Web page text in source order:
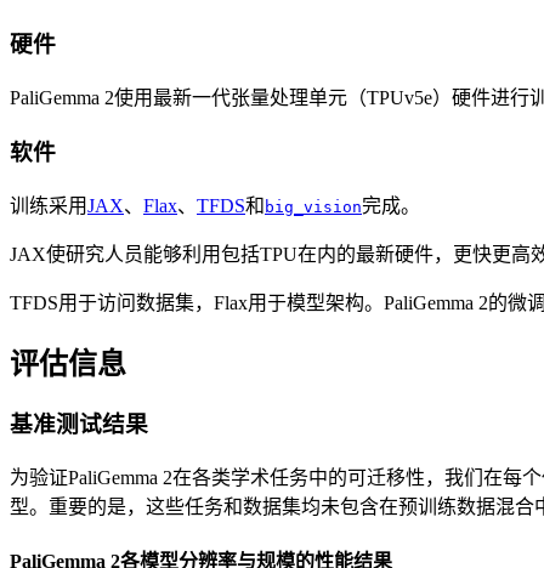
硬件
PaliGemma 2使用最新一代张量处理单元（TPUv5e）硬件进行
软件
训练采用JAX、 Flax、 TFDS和 big_vision完成。
JAX使研究人员能够利用包括TPU在内的最新硬件，更快更高
TFDS用于访问数据集，Flax用于模型架构。PaliGemma 2的微
评估信息
基准测试结果
为验证PaliGemma 2在各类学术任务中的可迁移性，我们在
型。重要的是，这些任务和数据集均未包含在预训练数据混合
PaliGemma 2各模型分辨率与规模的性能结果